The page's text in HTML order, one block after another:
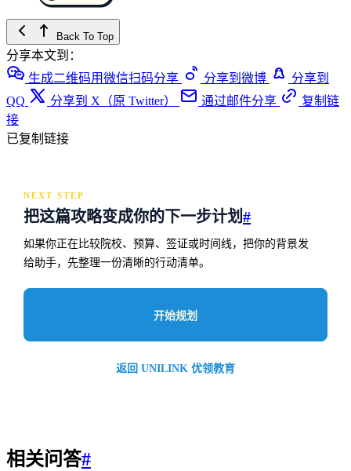
Back To Top
分享本文到：
生成二维码用微信扫码分享
分享到微博
分享到
QQ
分享到 X（原 Twitter） 通过邮件分享
复制链
接
已复制链接
NEXT STEP
把这篇攻略变成你的下一步计划#
如果你正在比较院校、预算、签证或时间线，把你的背景发
给助手，先整理一份清晰的行动清单。
开始规划
返回 UNILINK 优领教育
相关问答#